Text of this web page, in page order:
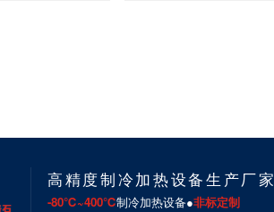
高精度制冷加热设备生产厂家
-80℃~400℃制冷加热设备●非标定制